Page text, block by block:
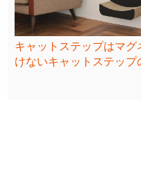
キャットステップはマ
けないキャットステップ